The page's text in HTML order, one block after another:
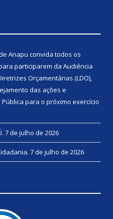
Anapu convida todos os
participarem da Audiência
Orçamentárias (LDO),
das ações e
para o próximo exercício
7 de julho de 2026
7 de julho de 2026